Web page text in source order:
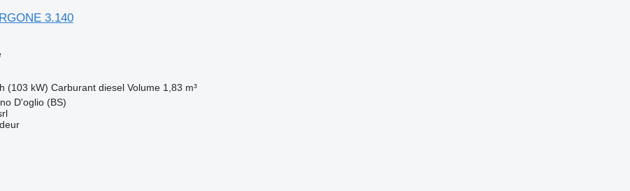
3.140
(103 kW) Carburant diesel Volume 1,83 m³
D'oglio (BS)